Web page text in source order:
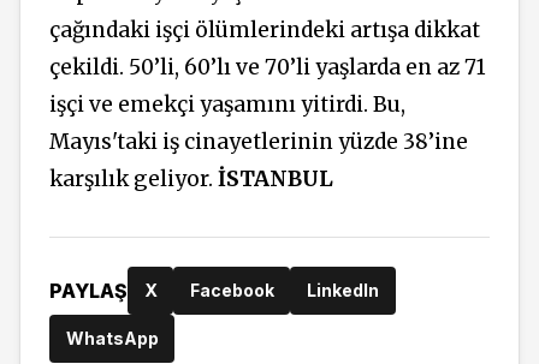
çağındaki işçi ölümlerindeki artışa dikkat
çekildi. 50’li, 60’lı ve 70’li yaşlarda en az 71
işçi ve emekçi yaşamını yitirdi. Bu,
Mayıs'taki iş cinayetlerinin yüzde 38’ine
karşılık geliyor. İSTANBUL
PAYLAŞ X Facebook LinkedIn
WhatsApp